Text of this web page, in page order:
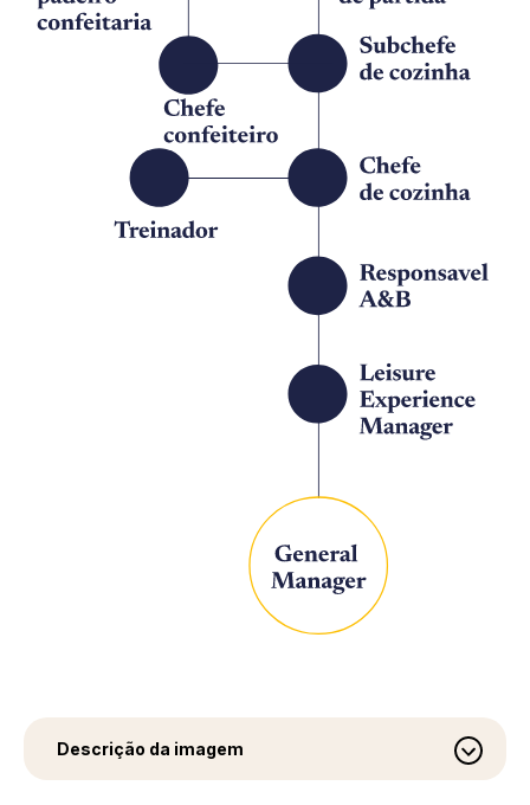
Descrição da imagem